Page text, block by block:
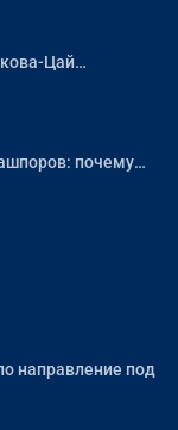
Цай…
почему…
направление под